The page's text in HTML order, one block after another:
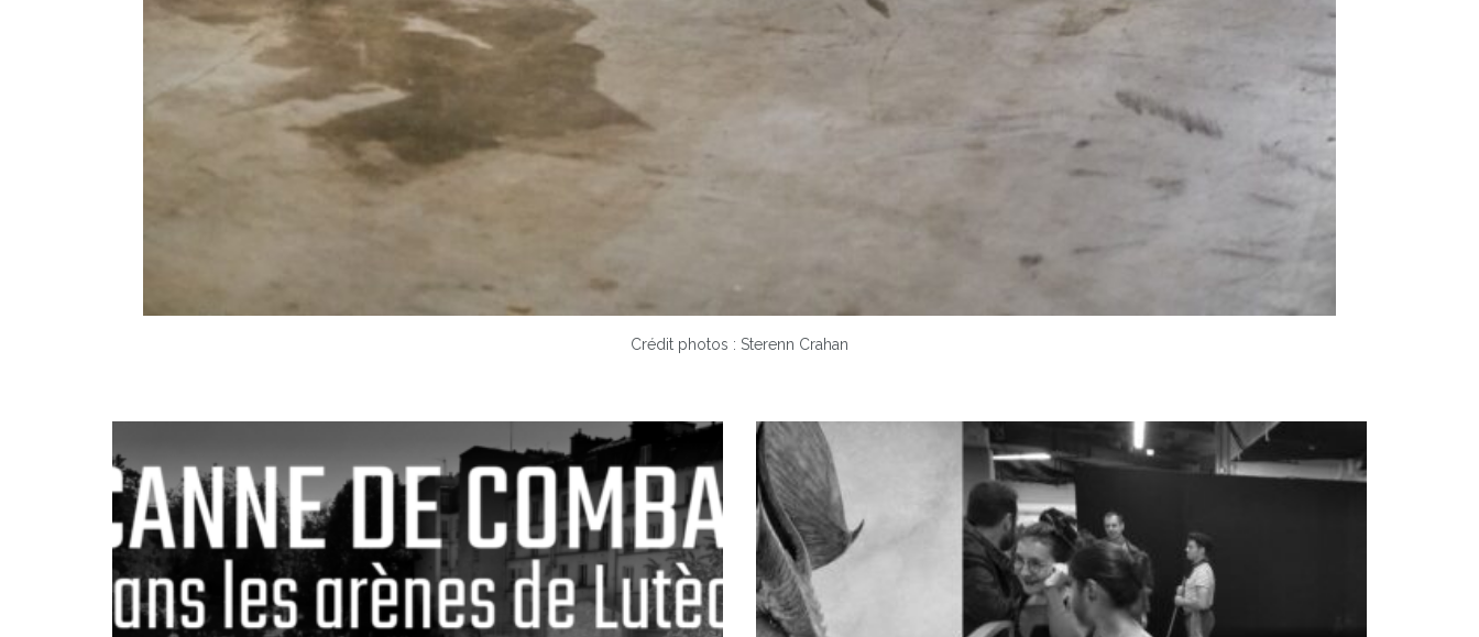
Crédit photos : Sterenn Crahan